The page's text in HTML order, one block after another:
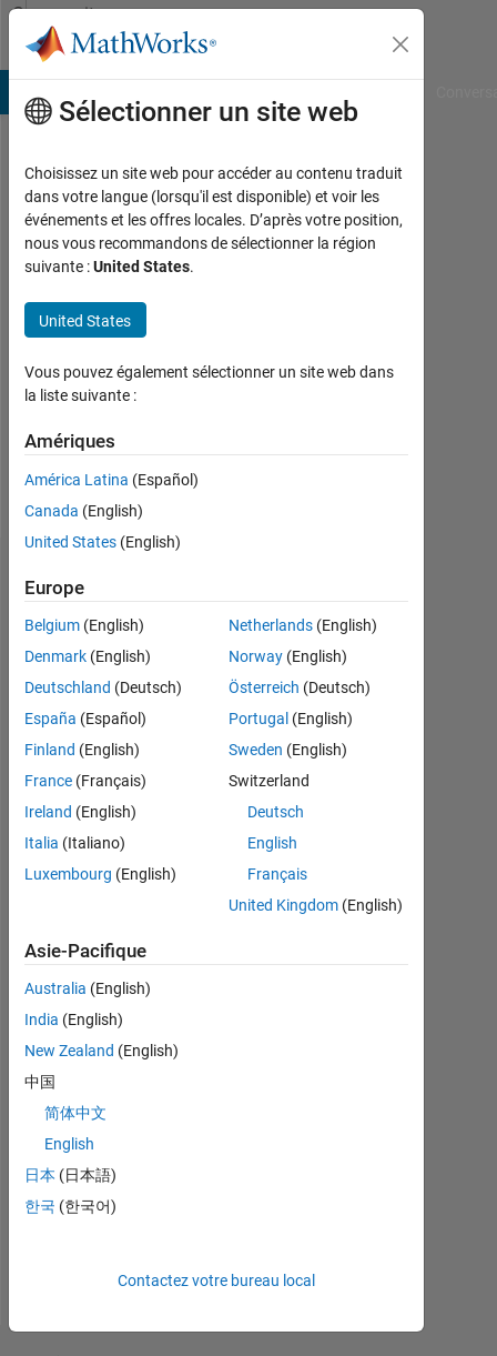
Passer au contenu
Community
Profile
Amritesh
Actif
depuis
2022
Followers:
Following:
Follow
Please
login
endorse
this
person
a
skill
No
Endorsements
received
Sélectionner un site web
Choisissez un site web pour accéder au contenu traduit
dans votre langue (lorsqu'il est disponible) et voir les
événements et les offres locales. D’après votre position,
nous vous recommandons de sélectionner la région
suivante :United States.
United States
Vous pouvez également sélectionner un site web dans
la liste suivante :
Amériques
América Latina (Español)
Canada (English)
United States (English)
Europe
Belgium (English)
Denmark (English)
Deutschland (Deutsch)
España (Español)
Finland (English)
France (Français)
Ireland (English)
Italia (Italiano)
Luxembourg (English)
Netherlands(English)
Norway(English)
Österreich (Deutsch)
Portugal (English)
Sweden (English)
Switzerland
Deutsch
English
Français
United Kingdom(English)
Asie-Pacifique
Australia (English)
India (English)
New Zealand (English)
中国
简体中文
English
日本 (日本語)
한국 (한국어)
Contactez votre bureau local